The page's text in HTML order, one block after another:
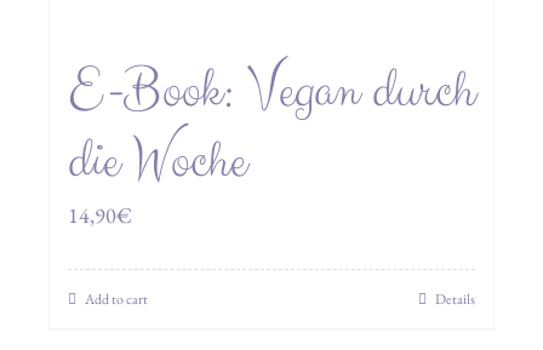
E-Book: Vegan durch
die Woche
14,90€
Add to cart Details